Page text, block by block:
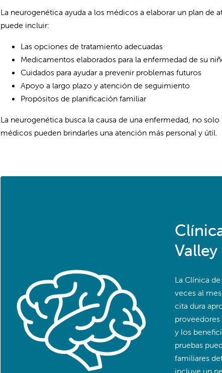
La neurogenética ayuda a los médicos a elaborar un plan de
puede incluir:
Las opciones de tratamiento adecuadas
Medicamentos elaborados para la enfermedad de su
Cuidados para ayudar a prevenir problemas futuros
Apoyo a largo plazo y atención de seguimiento
Propósitos de planificación familiar
La neurogenética busca la causa de una enfermedad, no
médicos pueden brindarles una atención más personal y útil.
La Clínica
veces al
cita dura
y los
pruebas
familiares
incluye un